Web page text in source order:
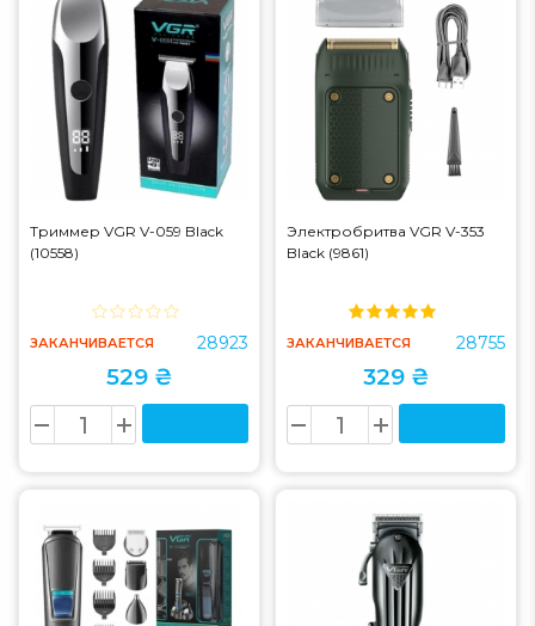
Триммер VGR V-059 Black
(10558)
ЗАКАНЧИВАЕТСЯ 28923
529 ₴
Электробритва VGR V-353
Black (9861)
ЗАКАНЧИВАЕТСЯ 28755
329 ₴